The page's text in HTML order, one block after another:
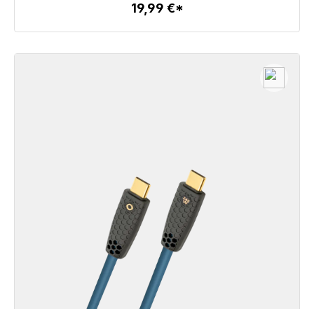
Детали
19,99 €*